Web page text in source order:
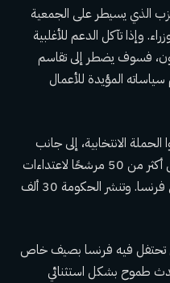
الذي يسيطر على الجمعية
وإذا تآكل الدعم للأغلبية
فسوف يضطر إلى تقاسم
المؤيدة للأعمال
الانتخابية، إلى جانب
كما تعرض أكثر من 50 مرشحًا لاعتداءات
جسدية – وهو أمر غير معتاد للغاية في فرنسا. وتنشر الحكومة 30 ألف
تحتفل فيه فرنسا بصيف خاص
طموح بشكل استثنائي